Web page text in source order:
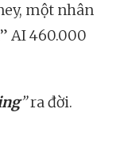
một nhân
AI 460.000
”ra đời.